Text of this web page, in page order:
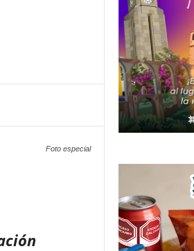
Foto especial